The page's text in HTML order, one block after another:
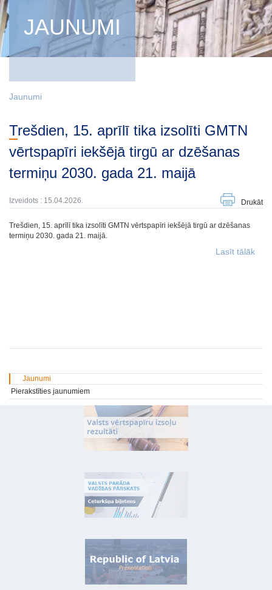
JAUNUMI
Jaunumi
Trešdien, 15. aprīlī tika izsolīti GMTN
vērtspapīri iekšējā tirgū ar dzēšanas
termiņu 2030. gada 21. maijā
Izveidots : 15.04.2026. Drukāt
Trešdien, 15. aprīlī tika izsolīti GMTN vērtspapīri iekšējā tirgū ar dzēšanas
termiņu 2030. gada 21. maijā.
Lasīt tālāk
Jaunumi
Pierakstīties jaunumiem